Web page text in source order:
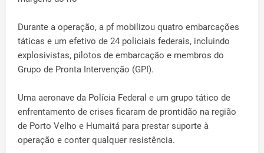
Durante a operação, a pf mobilizou quatro embarcações
táticas e um efetivo de 24 policiais federais, incluindo
explosivistas, pilotos de embarcação e membros do
Grupo de Pronta Intervenção (GPI).
Uma aeronave da Polícia Federal e um grupo tático de
enfrentamento de crises ficaram de prontidão na região
de Porto Velho e Humaitá para prestar suporte à
operação e conter qualquer resistência.